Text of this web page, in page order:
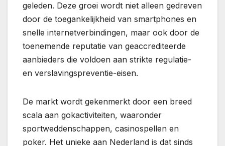
geleden. Deze groei wordt niet alleen gedreven
door de toegankelijkheid van smartphones en
snelle internetverbindingen, maar ook door de
toenemende reputatie van geaccrediteerde
aanbieders die voldoen aan strikte regulatie-
en verslavingspreventie-eisen.
De markt wordt gekenmerkt door een breed
scala aan gokactiviteiten, waaronder
sportweddenschappen, casinospellen en
poker. Het unieke aan Nederland is dat sinds